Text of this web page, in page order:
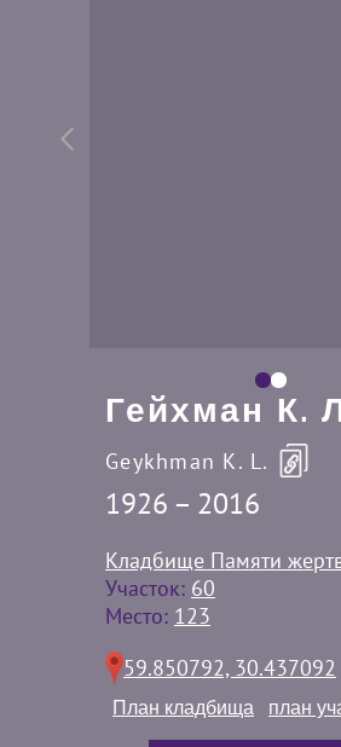
Гейхман К.
Geykhman K. L.
1926 – 2016
Кладбище Памяти
Участок: 60
Место: 123
59.850792, 30.437092
План кладбища план